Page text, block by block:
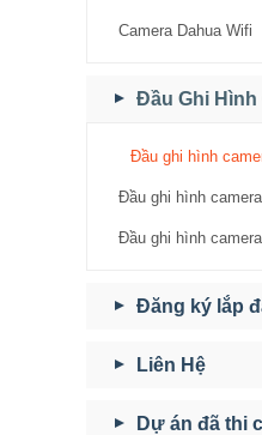
Camera Dahua Wifi
Đầu Ghi Hình
Đầu ghi hình
Đầu ghi hình
Đầu ghi hình
Đăng ký lắp
Liên Hệ
Dự án đã thi